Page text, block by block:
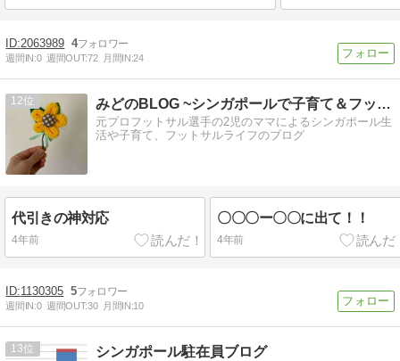
2063989 4
週間IN:0 週間OUT:72 月間IN:24
12 みどのBLOG ~シンガポールで子育て＆フットサル~
元プロフットサル選手の2児のママによるシンガポール生
活や子育て、フットサルライフのブログ
代引きの神対応
4年前
〇〇〇ー〇〇に出て！！
4年前
1130305 5
週間IN:0 週間OUT:30 月間IN:10
13 シンガポール駐在員ブログ